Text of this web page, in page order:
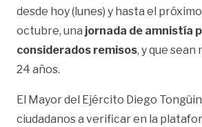
desde hoy (lunes) y hasta el
octubre, una jornada de amnistía
considerados remisos, y que sean
24 años.
El Mayor del Ejército Diego
ciudadanos a verificar en la